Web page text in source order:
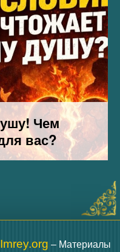
Imrey.org – Материалы